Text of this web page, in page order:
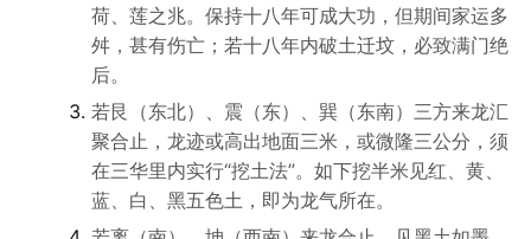
荷、莲之兆。保持十八年可成大功，但期间家运多
舛，甚有伤亡；若十八年内破土迁坟，必致满门绝
后。
若艮（东北）、震（东）、巽（东南）三方来龙汇
聚合止，龙迹或高出地面三米，或微隆三公分，须
在三华里内实行“挖土法”。如下挖半米见红、黄、
蓝、白、黑五色土，即为龙气所在。